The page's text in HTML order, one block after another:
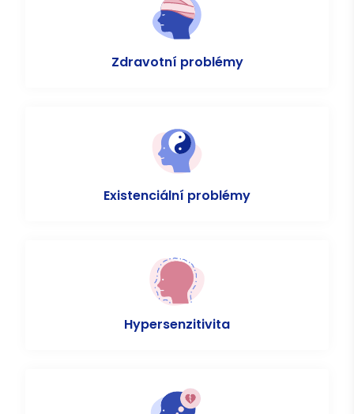
Zdravotní problémy
Existenciální problémy
Hypersenzitivita